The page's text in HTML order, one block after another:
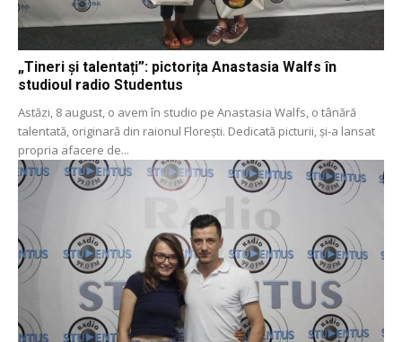
„Tineri și talentați”: pictorița Anastasia Walfs în
studioul radio Studentus
Astăzi, 8 august, o avem în studio pe Anastasia Walfs, o tânără
talentată, originară din raionul Florești. Dedicată picturii, și-a lansat
propria afacere de...